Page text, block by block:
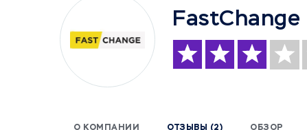
FastChange
О КОМПАНИИ ОТЗЫВЫ (2) ОБЗОР